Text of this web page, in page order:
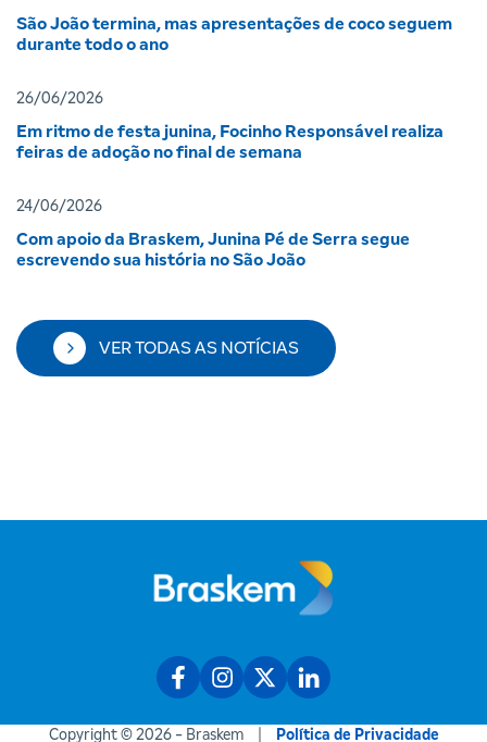
São João termina, mas apresentações de coco seguem
durante todo o ano
26/06/2026
Em ritmo de festa junina, Focinho Responsável realiza
feiras de adoção no final de semana
24/06/2026
Com apoio da Braskem, Junina Pé de Serra segue
escrevendo sua história no São João
VER TODAS AS NOTÍCIAS
Copyright © 2026 - Braskem Política de Privacidade